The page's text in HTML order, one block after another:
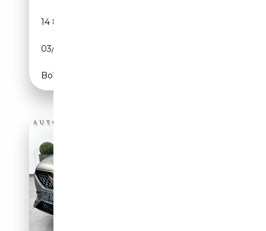
14 877 km
03/2024
Boîte automatique